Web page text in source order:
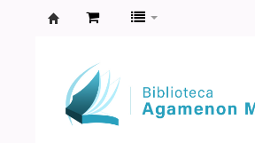
Agamenon
Magalhães